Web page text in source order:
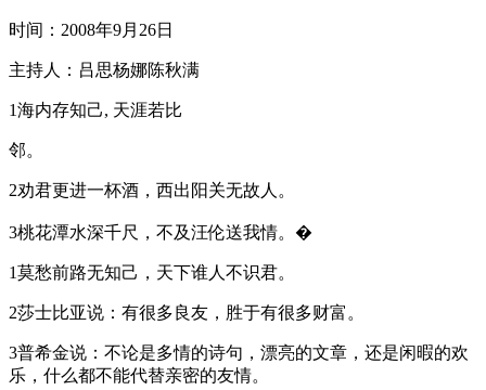
时间：2008年9月26日
主持人：吕思杨娜陈秋满
1海内存知己, 天涯若比
邻。
2劝君更进一杯酒，西出阳关无故人。
3桃花潭水深千尺，不及汪伦送我情。�
1莫愁前路无知己，天下谁人不识君。
2莎士比亚说：有很多良友，胜于有很多财富。
3普希金说：不论是多情的诗句，漂亮的文章，还是闲暇的欢
乐，什么都不能代替亲密的友情。